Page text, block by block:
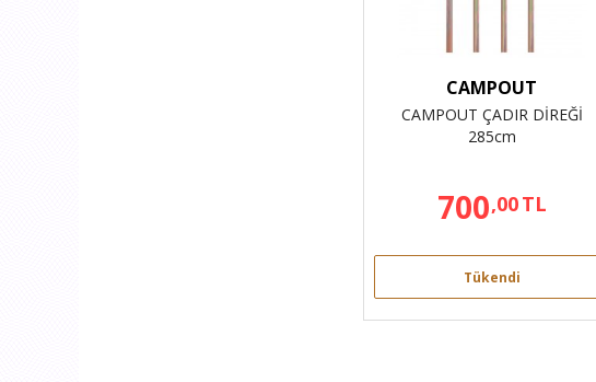
CAMPOUT
CAMPOUT ÇADIR DİREĞİ
285cm
700,00TL
Tükendi